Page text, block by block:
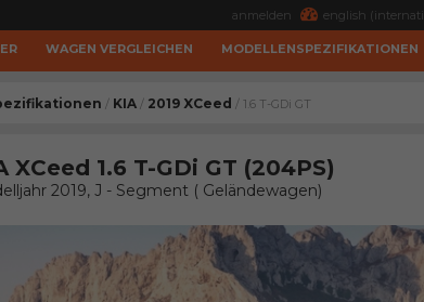
anmelden english
WAGEN VERGLEICHEN MODELLENSPEZIFIKATIONEN
/ KIA / 2019 XCeed / 1.6 T-GDi GT
XCeed 1.6 T-GDi GT (204PS)
2019, J - Segment ( Geländewagen)